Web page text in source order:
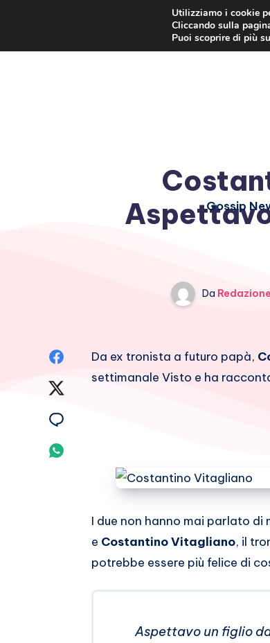
Gossip
Da Redazione
Condividi
Da ex tronista a futuro papà,
settimanale Visto e ha
I due non hanno mai parlato
e Costantino Vitagliano, il
potrebbe essere più felice di
Aspettavo un figlio
Utilizziamo i cookie
Cliccando sulla
Puoi scoprire di più